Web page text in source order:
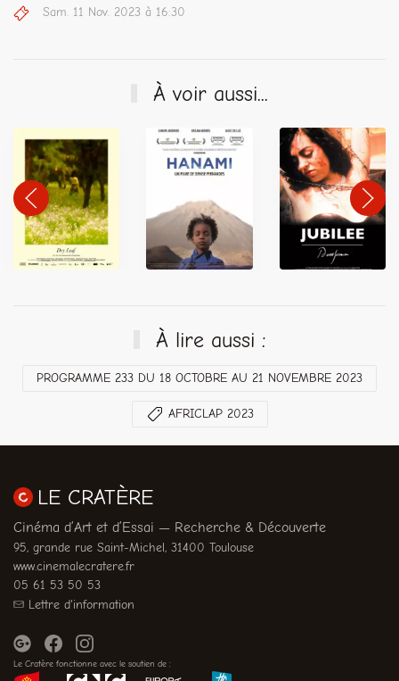
Sam. 11 Nov. 2023 à 16:30
À voir aussi...
À lire aussi :
PROGRAMME 233 DU 18 OCTOBRE AU 21 NOVEMBRE 2023
AFRICLAP 2023
LE CRATÈRE
Cinéma d’Art et d’Essai — Recherche & Découverte
95, grande rue Saint-Michel, 31400 Toulouse
www.cinemalecratere.fr
05 61 53 50 53
Lettre d'information
Le Cratère fonctionne avec le soutien de :